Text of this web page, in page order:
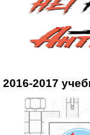
2016-2017